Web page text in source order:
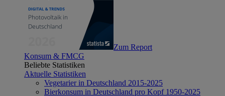
Zum Report
Konsum & FMCG
Beliebte Statistiken
Aktuelle Statistiken
Vegetarier in Deutschland 2015-2025
Bierkonsum in Deutschland pro Kopf 1950-2025